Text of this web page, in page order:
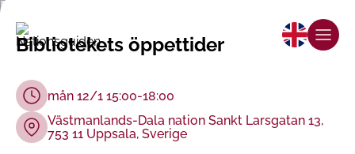
Bibliotekets öppettider
mån 12/1 15:00-18:00
Västmanlands-Dala nation Sankt Larsgatan 13,
753 11 Uppsala, Sverige